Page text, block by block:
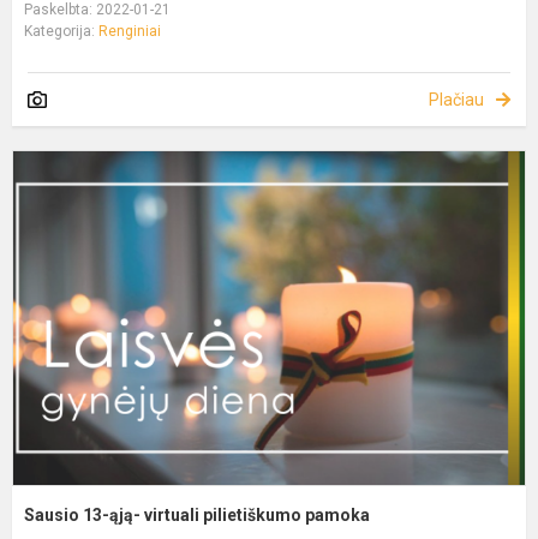
Paskelbta: 2022-01-21
Kategorija: Renginiai
Plačiau
Sausio 13-ąją- virtuali pilietiškumo pamoka